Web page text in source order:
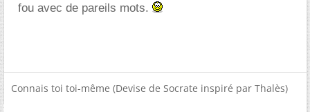
fou avec de pareils mots.
Connais toi toi-même (Devise de Socrate inspiré par Thalès)